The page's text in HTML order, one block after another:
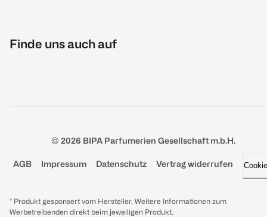
Finde uns auch auf
© 2026 BIPA Parfumerien Gesellschaft m.b.H.
AGB Impressum Datenschutz Vertrag widerrufen
* Produkt gesponsert vom Hersteller. Weitere Informationen zum
Werbetreibenden direkt beim jeweiligen Produkt.